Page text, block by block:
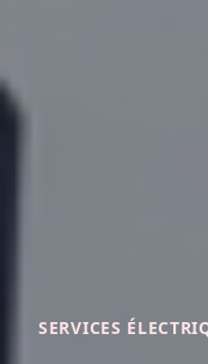
SERVICES